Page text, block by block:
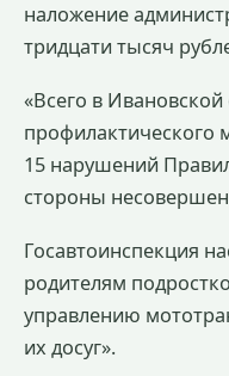
наложение
тридцати тысяч
«Всего в
профилактического
15 нарушений
стороны
Госавтоинспекция
родителям
управлению
их досуг».